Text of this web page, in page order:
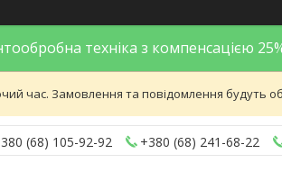
техніка з компенсацією
час. Замовлення та повідомлення будуть
(68) 105-92-92 +380 (68) 241-68-22